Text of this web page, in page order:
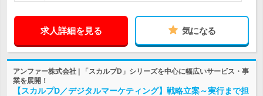
求人詳細を見る 気になる
アンファー株式会社 | 「スカルプD」シリーズを中心に幅広いサービス・事
業を展開！
【スカルプD／デジタルマーケティング】戦略立案～実行まで担